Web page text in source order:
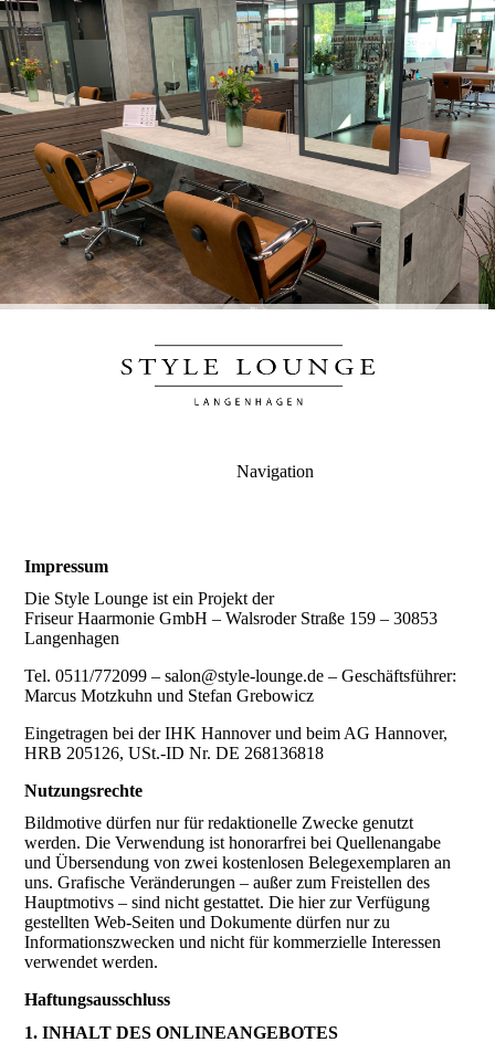
Navigation
Impressum
Die Style Lounge ist ein Projekt der
Friseur Haarmonie GmbH – Walsroder Straße 159 – 30853
Langenhagen
Tel. 0511/772099 – salon@style-lounge.de – Geschäftsführer:
Marcus Motzkuhn und Stefan Grebowicz
Eingetragen bei der IHK Hannover und beim AG Hannover,
HRB 205126, USt.-ID Nr. DE 268136818
Nutzungsrechte
Bildmotive dürfen nur für redaktionelle Zwecke genutzt
werden. Die Verwendung ist honorarfrei bei Quellenangabe
und Übersendung von zwei kostenlosen Belegexemplaren an
uns. Grafische Veränderungen – außer zum Freistellen des
Hauptmotivs – sind nicht gestattet. Die hier zur Verfügung
gestellten Web-Seiten und Dokumente dürfen nur zu
Informationszwecken und nicht für kommerzielle Interessen
verwendet werden.
Haftungsausschluss
1. INHALT DES ONLINEANGEBOTES